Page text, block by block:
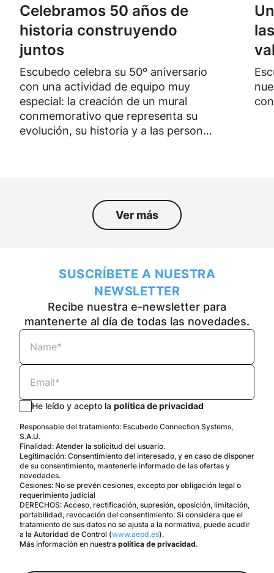
Celebramos 50 años de
historia construyendo
juntos
Escubedo celebra su 50º aniversario
con una actividad de equipo muy
especial: la creación de un mural
conmemorativo que representa su
evolución, su historia y a las personas
Ver más
SUSCRÍBETE A NUESTRA
NEWSLETTER
Recibe nuestra e-newsletter para
mantenerte al día de todas las novedades.
He leído y acepto la política de privacidad
Responsable del tratamiento: Escubedo Connection Systems,
S.A.U.
Finalidad: Atender la solicitud del usuario.
Legitimación: Consentimiento del interesado, y en caso de disponer
de su consentimiento, mantenerle informado de las ofertas y
novedades.
Cesiones: No se prevén cesiones, excepto por obligación legal o
requerimiento judicial
DERECHOS: Acceso, rectificación, supresión, oposición, limitación,
portabilidad, revocación del consentimiento. Si considera que el
tratamiento de sus datos no se ajusta a la normativa, puede acudir
a la Autoridad de Control (www.aepd.es).
Más información en nuestra política de privacidad.